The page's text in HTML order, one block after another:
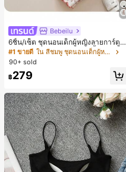
Bebeilu
6ชิ้น/เซ็ต ชุดนอนเด็กผู้หญิงลายการ์ตูน
หมีและดอกไม้ คอกลม แขนสั้น กางเกง
ขาสั้น ขอบระบาย สวมใส่สบาย
#1 ขายดี
ใน สีชมพู ชุดนอนเด็กผู้หญิง
90+ sold
฿279